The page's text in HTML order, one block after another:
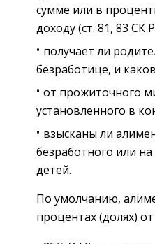
сумме или в
доходу (ст. 81, 83 СК
получает ли
безработице, и
от прожиточного
установленного в
взысканы ли
безработного или
детей.
По умолчанию,
процентах (долях)